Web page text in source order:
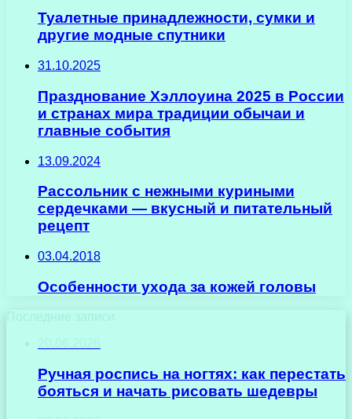
Туалетные принадлежности, сумки и
другие модные спутники
31.10.2025
Празднование Хэллоуина 2025 в России
и странах мира традиции обычаи и
главные события
13.09.2024
Рассольник с нежными куриными
сердечками — вкусный и питательный
рецепт
03.04.2018
Особенности ухода за кожей головы
Последние записи
Ручная роспись на ногтях: как перестать
бояться и начать рисовать шедевры